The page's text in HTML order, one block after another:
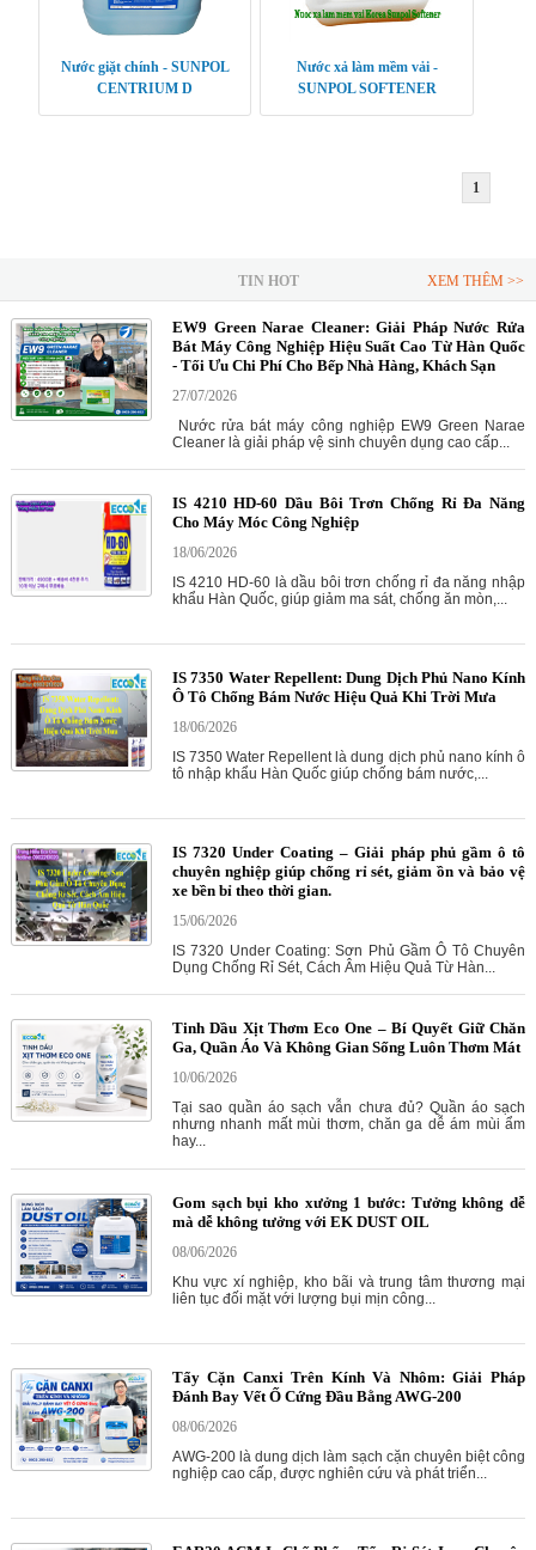
Nước giặt chính - SUNPOL
CENTRIUM D
Nước xả làm mềm vải -
SUNPOL SOFTENER
1
TIN HOT XEM THÊM >>
EW9 Green Narae Cleaner: Giải Pháp Nước Rửa
Bát Máy Công Nghiệp Hiệu Suất Cao Từ Hàn Quốc
- Tối Ưu Chi Phí Cho Bếp Nhà Hàng, Khách Sạn
27/07/2026
Nước rửa bát máy công nghiệp EW9 Green Narae
Cleaner là giải pháp vệ sinh chuyên dụng cao cấp...
IS 4210 HD-60 Dầu Bôi Trơn Chống Rỉ Đa Năng
Cho Máy Móc Công Nghiệp
18/06/2026
IS 4210 HD-60 là dầu bôi trơn chống rỉ đa năng nhập
khẩu Hàn Quốc, giúp giảm ma sát, chống ăn mòn,...
IS 7350 Water Repellent: Dung Dịch Phủ Nano Kính
Ô Tô Chống Bám Nước Hiệu Quả Khi Trời Mưa
18/06/2026
IS 7350 Water Repellent là dung dịch phủ nano kính ô
tô nhập khẩu Hàn Quốc giúp chống bám nước,...
IS 7320 Under Coating – Giải pháp phủ gầm ô tô
chuyên nghiệp giúp chống rỉ sét, giảm ồn và bảo vệ
xe bền bỉ theo thời gian.
15/06/2026
IS 7320 Under Coating: Sơn Phủ Gầm Ô Tô Chuyên
Dụng Chống Rỉ Sét, Cách Âm Hiệu Quả Từ Hàn...
Tinh Dầu Xịt Thơm Eco One – Bí Quyết Giữ Chăn
Ga, Quần Áo Và Không Gian Sống Luôn Thơm Mát
10/06/2026
Tại sao quần áo sạch vẫn chưa đủ? Quần áo sạch
nhưng nhanh mất mùi thơm, chăn ga dễ ám mùi ẩm
hay...
Gom sạch bụi kho xưởng 1 bước: Tưởng không dễ
mà dễ không tưởng với EK DUST OIL
08/06/2026
Khu vực xí nghiệp, kho bãi và trung tâm thương mại
liên tục đối mặt với lượng bụi mịn công...
Tẩy Cặn Canxi Trên Kính Và Nhôm: Giải Pháp
Đánh Bay Vết Ố Cứng Đầu Bằng AWG-200
08/06/2026
AWG-200 là dung dịch làm sạch cặn chuyên biệt công
nghiệp cao cấp, được nghiên cứu và phát triển...